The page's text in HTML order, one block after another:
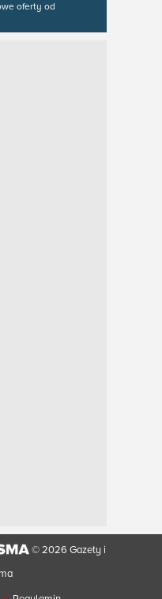
oferty od
© 2026 Gazety i